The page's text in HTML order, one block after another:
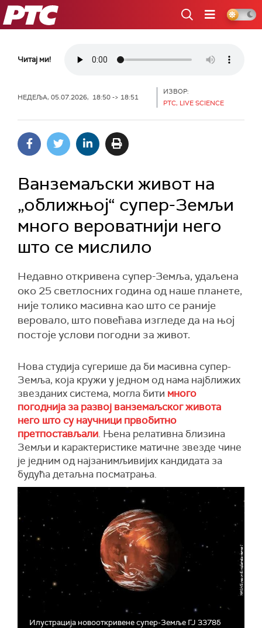
РТС
Читај ми!
НЕДЕЉА, 05.07.2026, 18:50 -> 18:51
ИЗВОР:
РТС, LIVE SCIENCE
Ванземаљски живот на
„оближњој“ супер-Земљи
много вероватнији него
што се мислило
Недавно откривена супер-Земља, удаљена
око 25 светлосних година од наше планете,
није толико масивна као што се раније
веровало, што повећава изгледе да на њој
постоје услови погодни за живот.
Нова студија сугерише да би масивна супер-
Земља, која кружи у једном од нама најближих
звезданих система, могла бити много
погоднија за развој ванземаљског живота
него што су научници првобитно
претпостављали. Њена релативна близина
Земљи и карактеристике матичне звезде чине
је једним од најзанимљивијих кандидата за
будућа детаљна посматрања.
Илустрација новооткривене супер-Земље ГЈ 3378б